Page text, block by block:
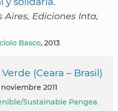
Aires, Ediciones Inta,
Basco, 2013
(Ceara – Brasil)
noviembre 2011
Sustainable Pangea